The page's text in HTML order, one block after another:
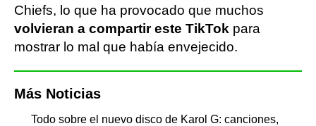
Chiefs, lo que ha provocado que muchos
volvieran a compartir este TikTok para
mostrar lo mal que había envejecido.
Más Noticias
Todo sobre el nuevo disco de Karol G: canciones,